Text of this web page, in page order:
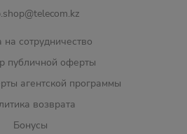
на сотрудничество
публичной оферты
агентской программы
возврата
Бонусы